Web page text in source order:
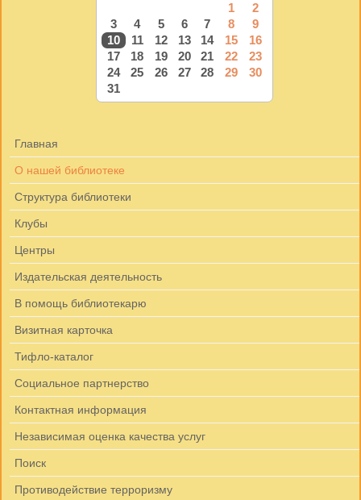
1
2
3
4 5 6 7 8
9
10
11 12 13 14 15
16
17
18 19 20 21 22
23
24
25 26 27 28 29
30
31
Главная
О нашей библиотеке
Структура библиотеки
Клубы
Центры
Издательская деятельность
В помощь библиотекарю
Визитная карточка
Тифло-каталог
Социальное партнерство
Контактная информация
Независимая оценка качества услуг
Поиск
Противодействие терроризму